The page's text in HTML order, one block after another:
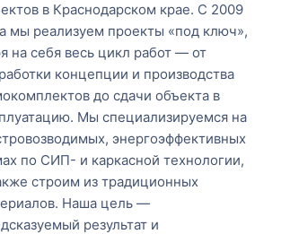
в Краснодарском крае. С 2009
мы реализуем проекты «под ключ»,
на себя весь цикл работ — от
концепции и производства
до сдачи объекта в
Мы специализируемся на
энергоэффективных
по СИП- и каркасной технологии,
строим из традиционных
Наша цель —
результат и